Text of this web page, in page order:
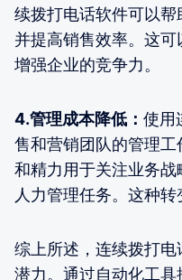
续拨打电话软件可以
并提高销售效率。这
增强企业的竞争力。
4.管理成本降低： 使用
售和营销团队的管理
和精力用于关注业务
人力管理任务。这种转
综上所述，连续拨打
潜力。通过自动化工